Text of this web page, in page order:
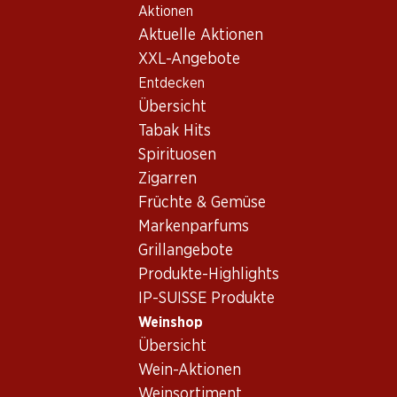
Aktionen
Aktuelle Aktionen
XXL-Angebote
Entdecken
Übersicht
Tabak Hits
Spirituosen
Zigarren
Früchte & Gemüse
Markenparfums
Grillangebote
Produkte-Highlights
IP-SUISSE Produkte
Weinshop
Übersicht
Wein-Aktionen
Wein/Champagner
Bordeaux
Château Malartic Lagravière Pessac-Léognan AOC
Vorderseite